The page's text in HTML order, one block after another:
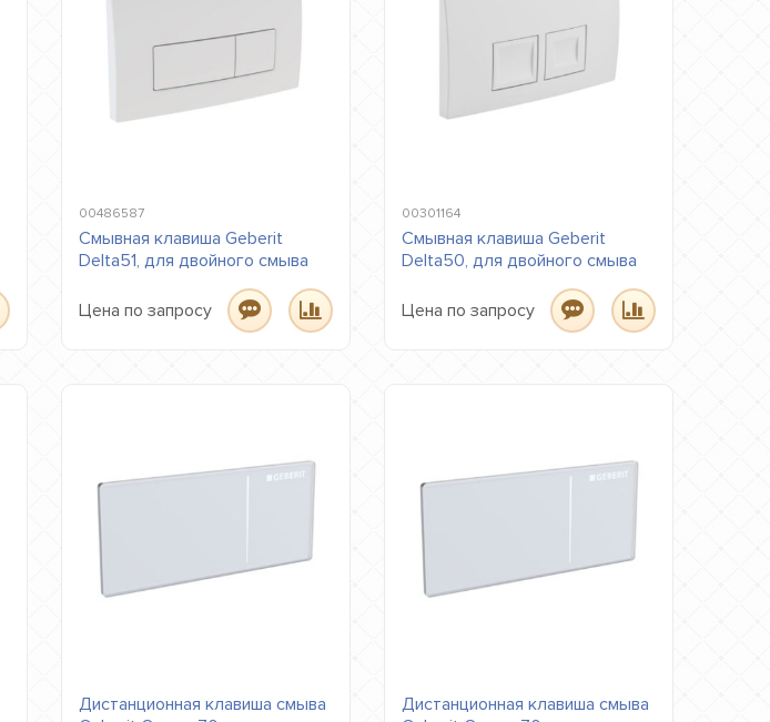
00486587
Смывная клавиша Geberit
Delta51, для двойного смыва
Цена по запросу
00301164
Смывная клавиша Geberit
Delta50, для двойного смыва
Цена по запросу
Дистанционная клавиша смыва
Дистанционная клавиша смыва